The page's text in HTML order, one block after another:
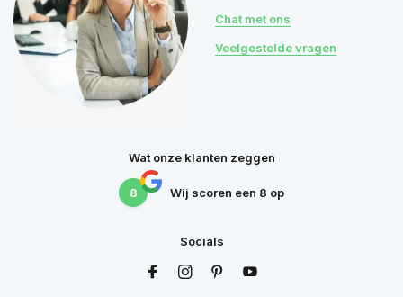
Chat met ons
Veelgestelde vragen
Wat onze klanten zeggen
8 Wij scoren een 8 op
Socials